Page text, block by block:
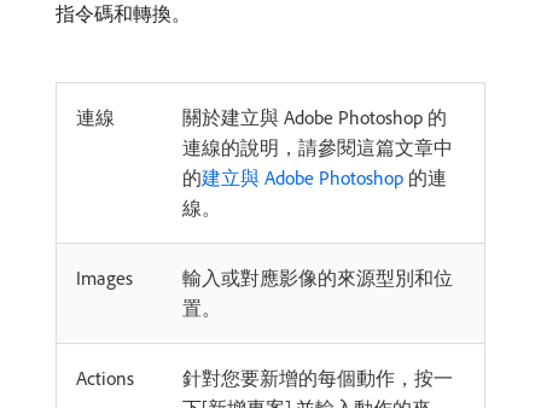
指令碼和轉換。
連線
關於建立與 Adobe Photoshop 的
連線的說明，請參閱這篇文章中
的建立與 Adobe Photoshop 的連
線。
Images
輸入或對應影像的來源型別和位
置。
Actions
針對您要新增的每個動作，按一